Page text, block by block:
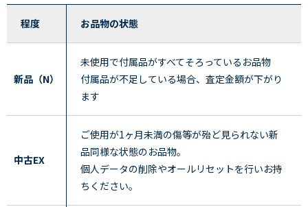
程度 お品物の状態
新品（N）
未使用で付属品がすべてそろっているお品物
付属品が不足している場合、査定金額が下がり
ます
中古EX
ご使用が1ヶ月未満の傷等が殆ど見られない新
品同様な状態のお品物。
個人データの削除やオールリセットを行いお持
ちください。